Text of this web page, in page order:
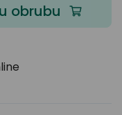
obrubu